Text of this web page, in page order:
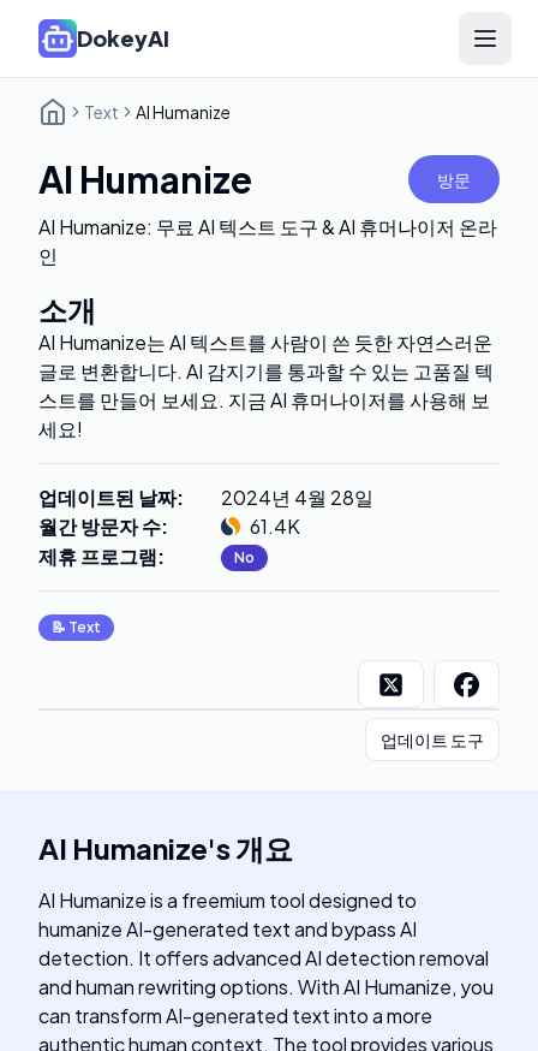
DokeyAI Open
Text AI Humanize
AI Humanize 방문
AI Humanize: 무료 AI 텍스트 도구 & AI 휴머나이저 온라
인
소개
AI Humanize는 AI 텍스트를 사람이 쓴 듯한 자연스러운
글로 변환합니다. AI 감지기를 통과할 수 있는 고품질 텍
스트를 만들어 보세요. 지금 AI 휴머나이저를 사용해 보
세요!
업데이트된 날짜:
2024년 4월 28일
월간 방문자 수:
61.4K
제휴 프로그램: No
📝 Text
업데이트 도구
AI Humanize's개요
AI Humanize is a freemium tool designed to
humanize AI-generated text and bypass AI
detection. It offers advanced AI detection removal
and human rewriting options. With AI Humanize, you
can transform AI-generated text into a more
authentic human context. The tool provides various